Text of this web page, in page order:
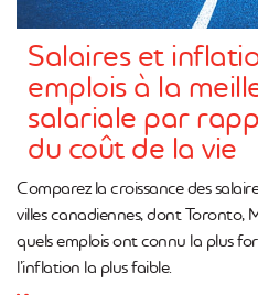
Salaires et
emplois à la
salariale par
du coût de la vie
Comparez la croissance des
villes canadiennes, dont Toronto,
quels emplois ont connu la plus
l’inflation la plus faible.